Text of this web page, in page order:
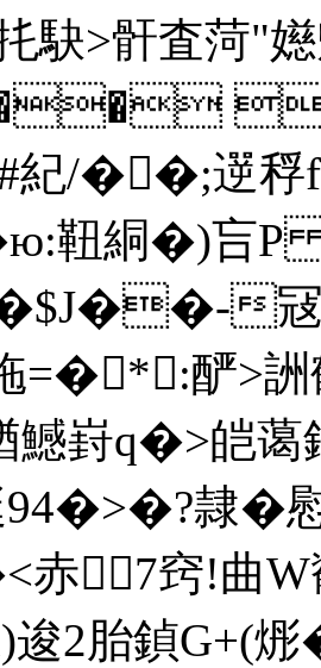
扥駃>骭査
#紀/��;
靵絧�)吂
冦
=�*:酽>詶
崶q�>皑蔼
隷�慰
7窍!曲
逡2胎鍞G+(